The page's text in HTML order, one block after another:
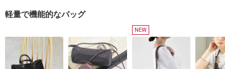
軽量で機能的なバッグ
NEW